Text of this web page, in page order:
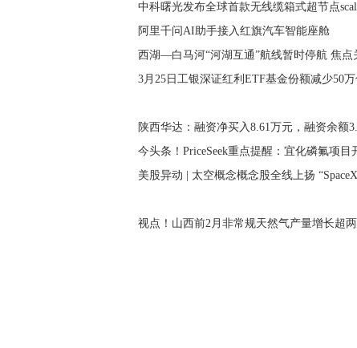
中科曙光发布全球首款无线缆箱式超节点
阿里千问AI助手接入红旗汽车智能座舱
西湖—白马河“河湖互通”航线暂时停航 焦点
3月25日工银深证红利ETF基金份额减少50
陕西华达：融资净买入8.61万元，融资余额
今头条！PriceSeek重点提醒：宜化磷氟项目
美股异动 | 太空概念概念股全线上扬
视点！山西前2月非常规天然气产量增长超